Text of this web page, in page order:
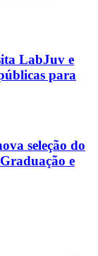
LabJuv e
para
seleção do
e